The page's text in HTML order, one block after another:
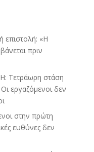
επιστολή: «Η
πριν
Τετράωρη στάση
εργαζόμενοι δεν
στην πρώτη
ευθύνες δεν